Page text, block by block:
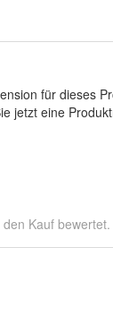
für dieses
jetzt eine
Kauf bewertet.